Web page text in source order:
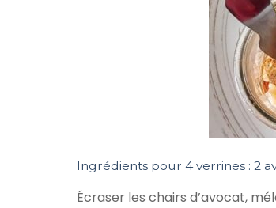
Ingrédients pour 4 verrines : 2
Écraser les chairs d’avocat,